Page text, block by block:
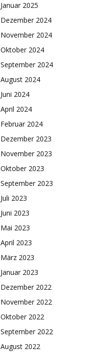
Januar 2025
Dezember 2024
November 2024
Oktober 2024
September 2024
August 2024
Juni 2024
April 2024
Februar 2024
Dezember 2023
November 2023
Oktober 2023
September 2023
Juli 2023
Juni 2023
Mai 2023
April 2023
März 2023
Januar 2023
Dezember 2022
November 2022
Oktober 2022
September 2022
August 2022